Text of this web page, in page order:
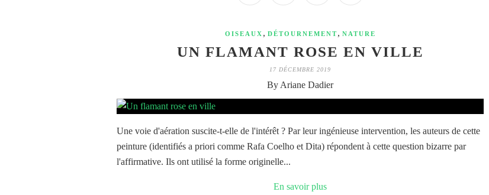
OISEAUX , DÉTOURNEMENT, NATURE
UN FLAMANT ROSE EN VILLE
17 DÉCEMBRE 2019
By Ariane Dadier
Une voie d'aération suscite-t-elle de l'intérêt ? Par leur ingénieuse intervention, les auteurs de cette
peinture (identifiés a priori comme Rafa Coelho et Dita) répondent à cette question bizarre par
l'affirmative. Ils ont utilisé la forme originelle...
En savoir plus